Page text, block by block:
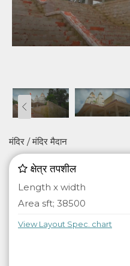
मंदिर / मंदिर मैदान
क्षेत्र तपशील
Length x width
Area sft; 38500
View Layout Spec. chart